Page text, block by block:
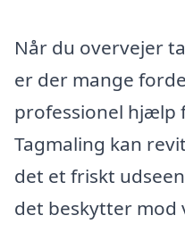
Når du overvejer
er der mange
professionel hjælp
Tagmaling kan
det et friskt
det beskytter mod